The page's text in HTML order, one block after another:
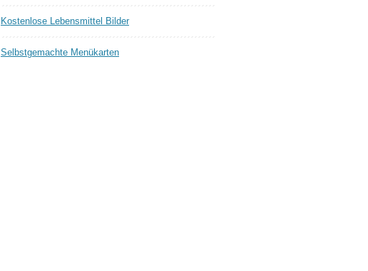
Kostenlose Lebensmittel Bilder
Selbstgemachte Menükarten